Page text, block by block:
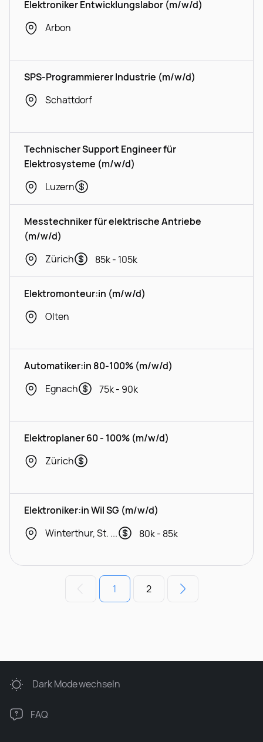
Elektroniker Entwicklungslabor (m/w/d)
Arbon
SPS-Programmierer Industrie (m/w/d)
Schattdorf
Technischer Support Engineer für
Elektrosysteme (m/w/d)
Luzern
Messtechniker für elektrische Antriebe
(m/w/d)
Zürich
85k - 105k
Elektromonteur:in (m/w/d)
Olten
Automatiker:in 80-100% (m/w/d)
Egnach
75k - 90k
Elektroplaner 60 - 100% (m/w/d)
Zürich
Elektroniker:in Wil SG (m/w/d)
Winterthur, St. Gallen
80k - 85k
1 2
Dark Modewechseln
FAQ